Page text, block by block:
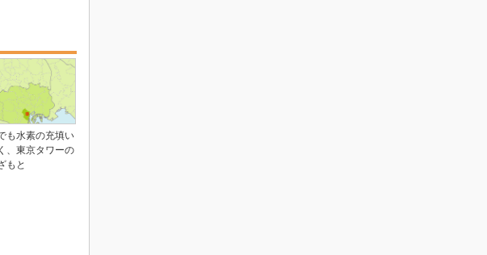
も水素の充填い
、東京タワーの
もと